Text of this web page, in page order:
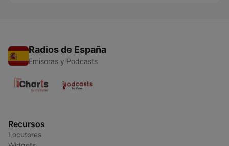
Radios de España
Emisoras y Podcasts
Recursos
Locutores